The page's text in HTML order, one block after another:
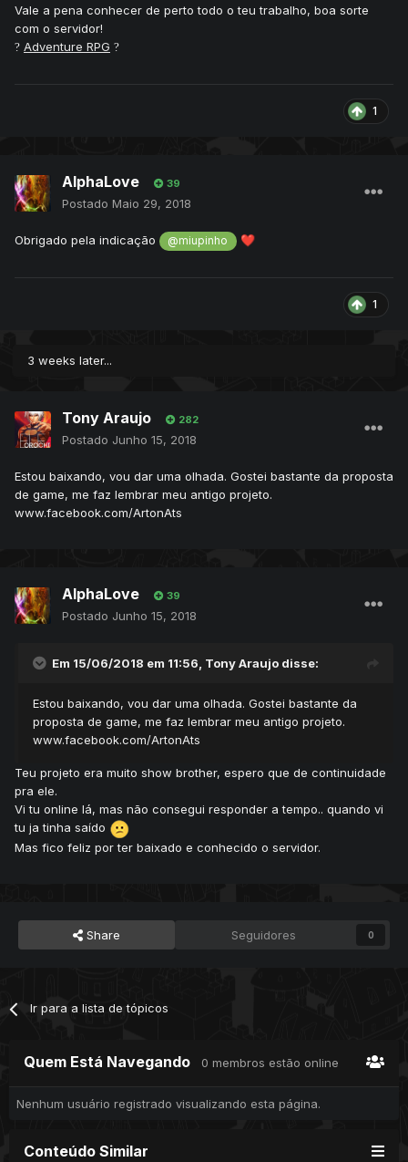
Vale a pena conhecer de perto todo o teu trabalho, boa sorte
com o servidor!
? Adventure RPG ?
1
AlphaLove 39
Postado Maio 29, 2018
Obrigado pela indicação @miupinho ❤️
1
3 weeks later...
Tony Araujo 282
Postado Junho 15, 2018
Estou baixando, vou dar uma olhada. Gostei bastante da proposta
de game, me faz lembrar meu antigo projeto.
www.facebook.com/ArtonAts
AlphaLove 39
Postado Junho 15, 2018
Em 15/06/2018 em 11:56, Tony Araujo disse:
Estou baixando, vou dar uma olhada. Gostei bastante da
proposta de game, me faz lembrar meu antigo projeto.
www.facebook.com/ArtonAts
Teu projeto era muito show brother, espero que de continuidade
pra ele.
Vi tu online lá, mas não consegui responder a tempo.. quando vi
tu ja tinha saído
Mas fico feliz por ter baixado e conhecido o servidor.
Share Seguidores 0
Ir para a lista de tópicos
Quem Está Navegando 0 membros estão online
Nenhum usuário registrado visualizando esta página.
Conteúdo Similar